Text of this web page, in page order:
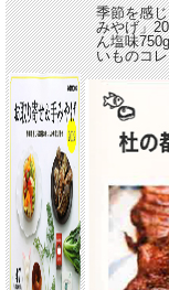
季節を感
みやげ」
ん塩味
いものコ